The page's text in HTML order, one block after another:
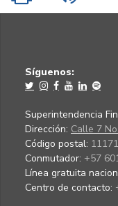
Síguenos:
Superintendencia
Dirección: Calle 7
Código postal:
Conmutador: +57
Línea gratuita
Centro de contacto: